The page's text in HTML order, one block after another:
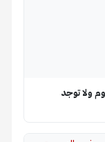
ولا توجد